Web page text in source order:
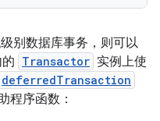
别数据库事务，则可以
Transactor 实例上使
deferredTransaction
程序函数：